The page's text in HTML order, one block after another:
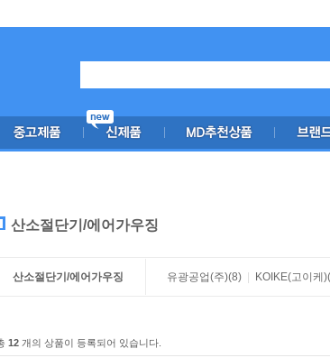
산소절단기/에어가우징
산소절단기/에어가우징 유광공업(주)(8) KOIKE(고이케)
12 개의 상품이 등록되어 있습니다.